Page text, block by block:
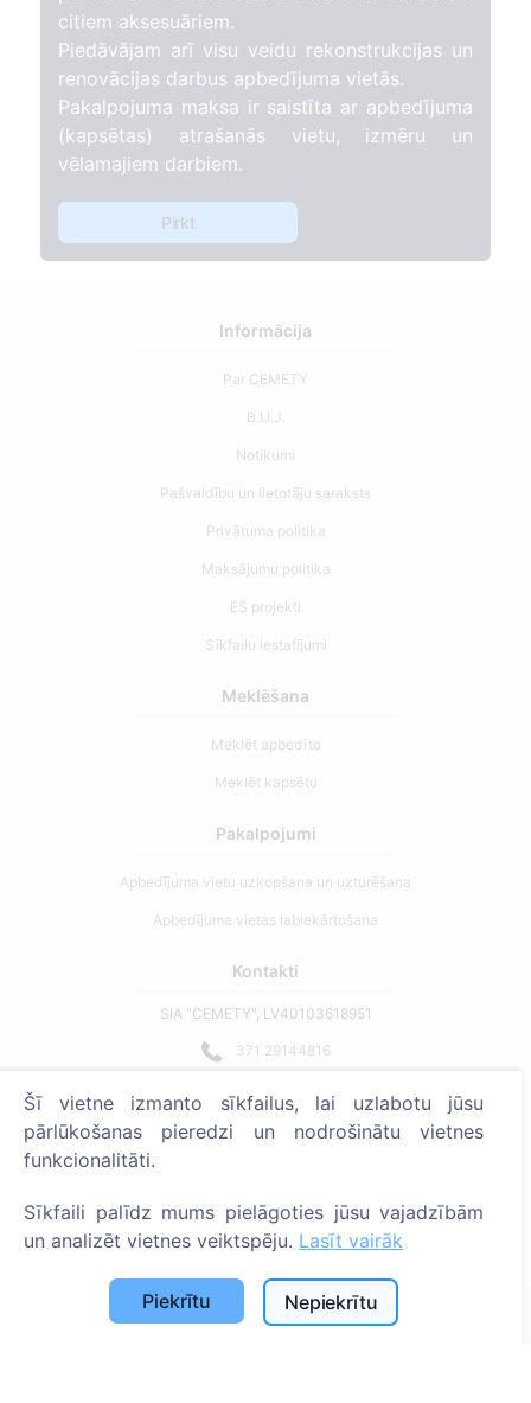
citiem aksesuāriem.
Piedāvājam arī visu veidu rekonstrukcijas un
renovācijas darbus apbedījuma vietās.
Pakalpojuma maksa ir saistīta ar apbedījuma
(kapsētas) atrašanās vietu, izmēru un
vēlamajiem darbiem.
Pirkt
Informācija
Par CEMETY
B.U.J.
Notikumi
Pašvaldību un lietotāju saraksts
Privātuma politika
Maksājumu politika
ES projekti
Sīkfailu iestatījumi
Meklēšana
Meklēt apbedīto
Meklēt kapsētu
Pakalpojumi
Apbedījuma vietu uzkopšana un uzturēšana
Apbedījuma vietas labiekārtošana
Kontakti
SIA "CEMETY", LV40103618951
371 29144816
Strādājam visā Latvijā!
Administratoriem
© 2013 - 2026 Cemety Visas tiesības aizsargātas
Privātuma politika un noteikumi.
Šī vietne izmanto sīkfailus, lai uzlabotu jūsu
pārlūkošanas pieredzi un nodrošinātu vietnes
funkcionalitāti.
Sīkfaili palīdz mums pielāgoties jūsu vajadzībām
un analizēt vietnes veiktspēju. Lasīt vairāk
Piekrītu Nepiekrītu